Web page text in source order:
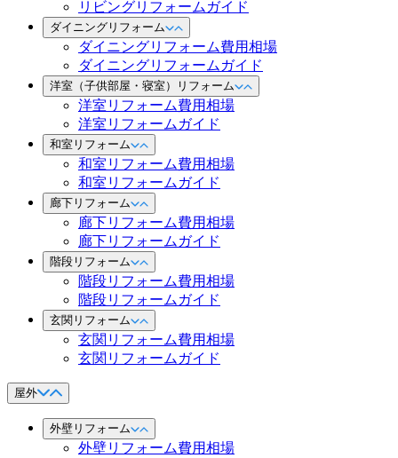
リビングリフォームガイド
ダイニングリフォーム
ダイニングリフォーム費用相場
ダイニングリフォームガイド
洋室（子供部屋・寝室）リフォーム
洋室リフォーム費用相場
洋室リフォームガイド
和室リフォーム
和室リフォーム費用相場
和室リフォームガイド
廊下リフォーム
廊下リフォーム費用相場
廊下リフォームガイド
階段リフォーム
階段リフォーム費用相場
階段リフォームガイド
玄関リフォーム
玄関リフォーム費用相場
玄関リフォームガイド
屋外
外壁リフォーム
外壁リフォーム費用相場